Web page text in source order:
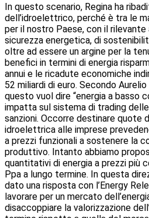
In questo scenario, Regina ha
dell’idroelettrico, perché è tra le
per il nostro Paese, con il
sicurezza energetica, di
oltre ad essere un argine per la
benefici in termini di energia
annui e le ricadute economiche
52 miliardi di euro. Secondo
questo vuol dire “energia a basso
impatta sul sistema di trading
sanzioni. Occorre destinare quote
idroelettrica alle imprese
a prezzi funzionali a sostenere la
produttivo. Intanto abbiamo
quantitativi di energia a prezzi più
Ppa a lungo termine. In questa
dato una risposta con l’Energy
lavorare per un mercato
disaccoppiare la valorizzazione